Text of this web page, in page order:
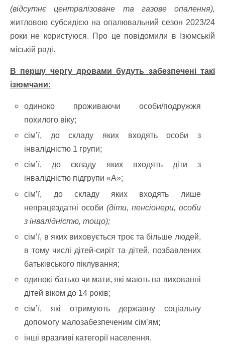
(відсутнє централізоване та газове опалення),
житловою субсидією на опалювальний сезон 2023/24
роки не користуюся. Про це повідомили в Ізюмській
міській раді.
В першу чергу дровами будуть забезпечені такі
ізюмчани:
одиноко проживаючи особи/подружжя
похилого віку;
сімʼї, до складу яких входять особи з
інвалідністю 1 групи;
сімʼї, до складу яких входять діти з
інвалідністю підгрупи «А»;
сімʼї, до складу яких входять лише
непрацездатні особи (діти, пенсіонери, особи
з інвалідністю, тощо);
сімʼї, в яких виховується троє та більше людей,
в тому числі дітей-сиріт та дітей, позбавлених
батьківського піклування;
одинокі батько чи мати, які мають на вихованні
дітей віком до 14 років;
сімʼї, які отримують державну соціальну
допомогу малозабезпеченим сім’ям;
інші вразливі категорії населення.